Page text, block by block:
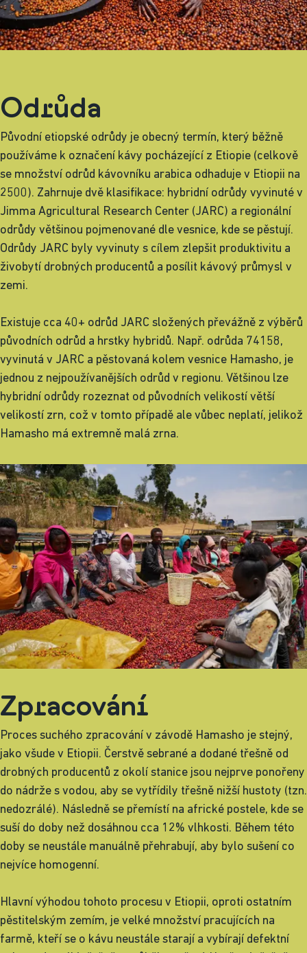
Odrůda
Původní etiopské odrůdy je obecný termín, který běžně
používáme k označení kávy pocházející z Etiopie (celkově
se množství odrůd kávovníku arabica odhaduje v Etiopii na
2500). Zahrnuje dvě klasifikace: hybridní odrůdy vyvinuté v
Jimma Agricultural Research Center (JARC) a regionální
odrůdy většinou pojmenované dle vesnice, kde se pěstují.
Odrůdy JARC byly vyvinuty s cílem zlepšit produktivitu a
živobytí drobných producentů a posílit kávový průmysl v
zemi.
Existuje cca 40+ odrůd JARC složených převážně z výběrů
původních odrůd a hrstky hybridů. Např. odrůda 74158,
vyvinutá v JARC a pěstovaná kolem vesnice Hamasho, je
jednou z nejpoužívanějších odrůd v regionu. Většinou lze
hybridní odrůdy rozeznat od původních velikostí větší
velikostí zrn, což v tomto případě ale vůbec neplatí, jelikož
Hamasho má extremně malá zrna.
Zpracování
Proces suchého zpracování v závodě Hamasho je stejný,
jako všude v Etiopii. Čerstvě sebrané a dodané třešně od
drobných producentů z okolí stanice jsou nejprve ponořeny
do nádrže s vodou, aby se vytřídily třešně nižší hustoty (tzn.
nedozrálé). Následně se přemístí na africké postele, kde se
suší do doby než dosáhnou cca 12% vlhkosti. Během této
doby se neustále manuálně přehrabují, aby bylo sušení co
nejvíce homogenní.
Hlavní výhodou tohoto procesu v Etiopii, oproti ostatním
pěstitelským zemím, je velké množství pracujících na
farmě, kteří se o kávu neustále starají a vybírají defektní